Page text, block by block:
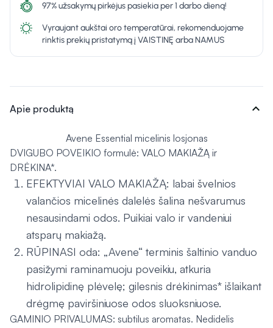
97% užsakymų pirkėjus pasiekia per 1 darbo dieną!
Vyraujant aukštai oro temperatūrai, rekomenduojame
rinktis prekių pristatymą į VAISTINĘ arba NAMUS
Apie produktą expand_more
Avene Essential micelinis losjonas
DVIGUBO POVEIKIO formulė: VALO MAKIAŽĄ ir
DRĖKINA*.
EFEKTYVIAI VALO MAKIAŽĄ: labai švelnios
valančios micelinės dalelės šalina nešvarumus
nesausindami odos. Puikiai valo ir vandeniui
atsparų makiažą.
RŪPINASI oda: „Avene“ terminis šaltinio vanduo
pasižymi raminamuoju poveikiu, atkuria
hidrolipidinę plėvelę; gilesnis drėkinimas* išlaikant
drėgmę paviršiniuose odos sluoksniuose.
GAMINIO PRIVALUMAS: subtilus aromatas. Nedidelis